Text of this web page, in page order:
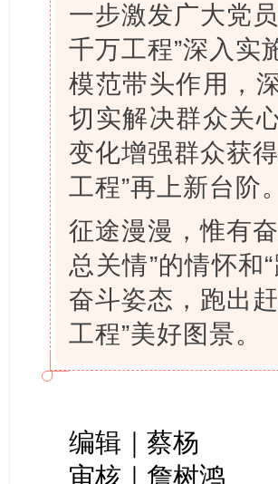
一步激发广大党
千万工程”深入实
模范带头作用，
切实解决群众关
变化增强群众获
工程”再上新台阶。
征途漫漫，惟有
总关情”的情怀和
奋斗姿态，跑出
工程”美好图景。
编辑｜蔡杨
审核｜詹树鸿